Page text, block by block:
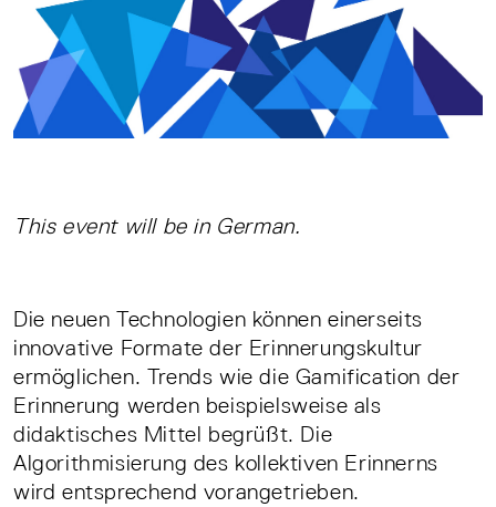
This event will be in German.
Die neuen Technologien können einerseits
innovative Formate der Erinnerungskultur
ermöglichen. Trends wie die Gamification der
Erinnerung werden beispielsweise als
didaktisches Mittel begrüßt. Die
Algorithmisierung des kollektiven Erinnerns
wird entsprechend vorangetrieben.